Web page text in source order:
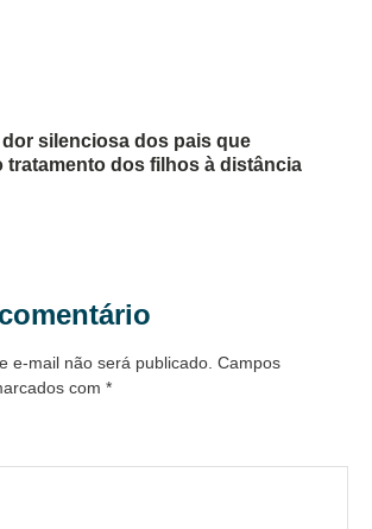
dor silenciosa dos pais que
tratamento dos filhos à distância
e-mail não será publicado. Campos
com *